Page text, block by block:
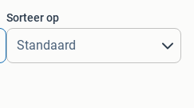
Sorteer op